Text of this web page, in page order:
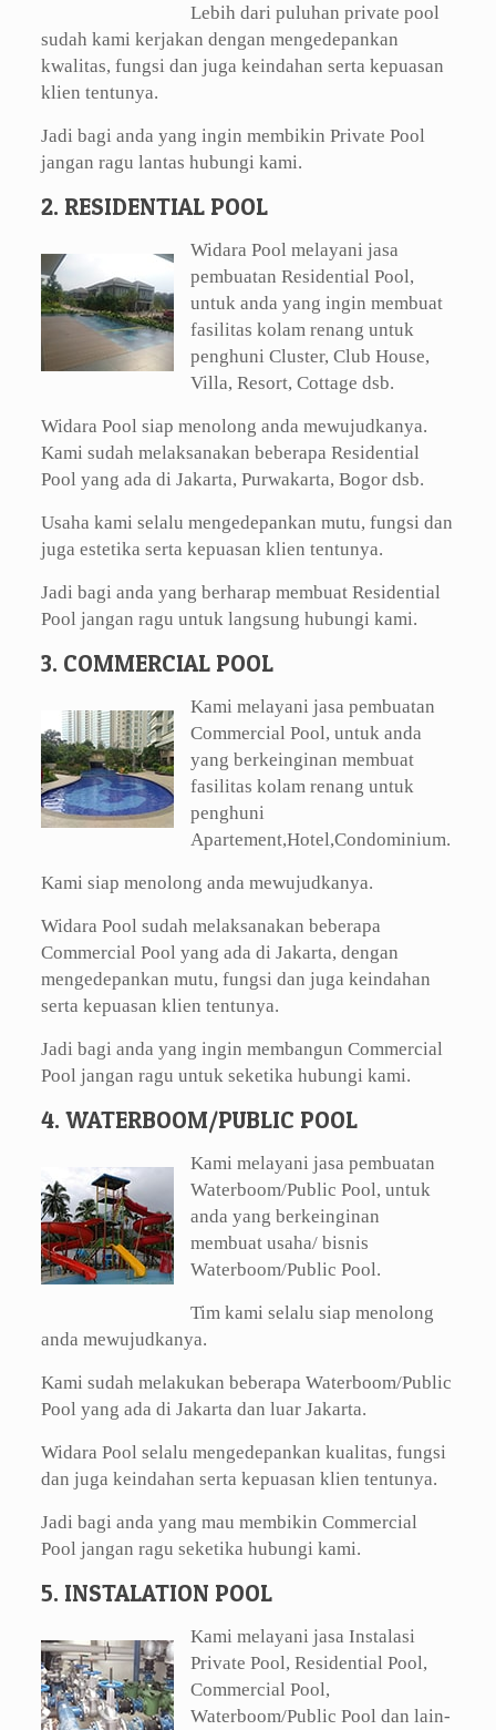
Lebih dari puluhan private pool
sudah kami kerjakan dengan mengedepankan
kwalitas, fungsi dan juga keindahan serta kepuasan
klien tentunya.
Jadi bagi anda yang ingin membikin Private Pool
jangan ragu lantas hubungi kami.
2. RESIDENTIAL POOL
Widara Pool melayani jasa
pembuatan Residential Pool,
untuk anda yang ingin membuat
fasilitas kolam renang untuk
penghuni Cluster, Club House,
Villa, Resort, Cottage dsb.
Widara Pool siap menolong anda mewujudkanya.
Kami sudah melaksanakan beberapa Residential
Pool yang ada di Jakarta, Purwakarta, Bogor dsb.
Usaha kami selalu mengedepankan mutu, fungsi dan
juga estetika serta kepuasan klien tentunya.
Jadi bagi anda yang berharap membuat Residential
Pool jangan ragu untuk langsung hubungi kami.
3. COMMERCIAL POOL
Kami melayani jasa pembuatan
Commercial Pool, untuk anda
yang berkeinginan membuat
fasilitas kolam renang untuk
penghuni
Apartement,Hotel,Condominium.
Kami siap menolong anda mewujudkanya.
Widara Pool sudah melaksanakan beberapa
Commercial Pool yang ada di Jakarta, dengan
mengedepankan mutu, fungsi dan juga keindahan
serta kepuasan klien tentunya.
Jadi bagi anda yang ingin membangun Commercial
Pool jangan ragu untuk seketika hubungi kami.
4. WATERBOOM/PUBLIC POOL
Kami melayani jasa pembuatan
Waterboom/Public Pool, untuk
anda yang berkeinginan
membuat usaha/ bisnis
Waterboom/Public Pool.
Tim kami selalu siap menolong
anda mewujudkanya.
Kami sudah melakukan beberapa Waterboom/Public
Pool yang ada di Jakarta dan luar Jakarta.
Widara Pool selalu mengedepankan kualitas, fungsi
dan juga keindahan serta kepuasan klien tentunya.
Jadi bagi anda yang mau membikin Commercial
Pool jangan ragu seketika hubungi kami.
5. INSTALATION POOL
Kami melayani jasa Instalasi
Private Pool, Residential Pool,
Commercial Pool,
Waterboom/Public Pool dan lain-